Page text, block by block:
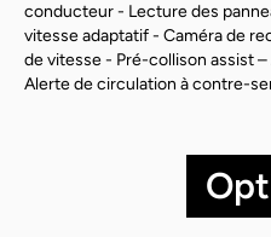
conducteur - Lecture des
vitesse adaptatif - Caméra de
de vitesse - Pré-collison assist
Alerte de circulation à contre-